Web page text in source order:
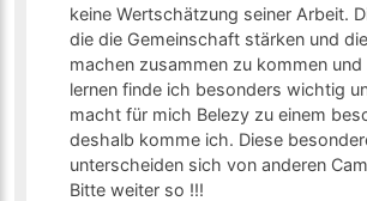
keine Wertschätzung seiner Arbeit.
die die Gemeinschaft stärken und
machen zusammen zu kommen
lernen finde ich besonders wichtig
macht für mich Belezy zu einem
deshalb komme ich. Diese
unterscheiden sich von anderen
Bitte weiter so !!!